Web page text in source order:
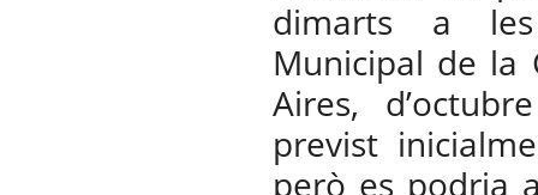
dimarts a
Municipal de la
Aires,
previst
però es podria